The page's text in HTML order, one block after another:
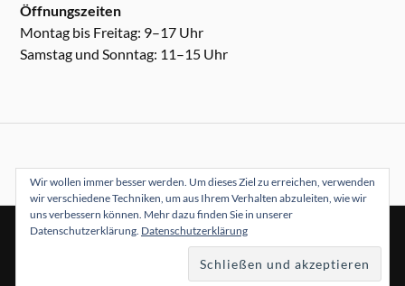
Öffnungszeiten
Montag bis Freitag: 9–17 Uhr
Samstag und Sonntag: 11–15 Uhr
WORDPRESS & THEME ERSTELLT VON
ANDERS NORÉN
Wir wollen immer besser werden. Um dieses Ziel zu erreichen, verwenden
wir verschiedene Techniken, um aus Ihrem Verhalten abzuleiten, wie wir
uns verbessern können. Mehr dazu finden Sie in unserer
Datenschutzerklärung. Datenschutzerklärung